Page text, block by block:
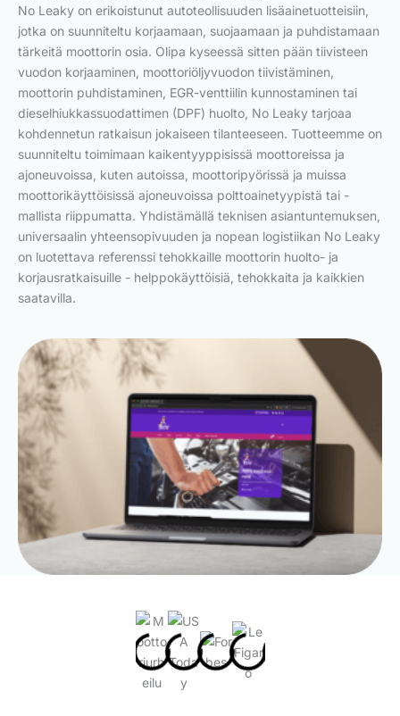
No Leaky on erikoistunut autoteollisuuden lisäainetuotteisiin,
jotka on suunniteltu korjaamaan, suojaamaan ja puhdistamaan
tärkeitä moottorin osia. Olipa kyseessä sitten pään tiivisteen
vuodon korjaaminen, moottoriöljyvuodon tiivistäminen,
moottorin puhdistaminen, EGR-venttiilin kunnostaminen tai
dieselhiukkassuodattimen (DPF) huolto, No Leaky tarjoaa
kohdennetun ratkaisun jokaiseen tilanteeseen. Tuotteemme on
suunniteltu toimimaan kaikentyyppisissä moottoreissa ja
ajoneuvoissa, kuten autoissa, moottoripyörissä ja muissa
moottorikäyttöisissä ajoneuvoissa polttoainetyypistä tai -
mallista riippumatta. Yhdistämällä teknisen asiantuntemuksen,
universaalin yhteensopivuuden ja nopean logistiikan No Leaky
on luotettava referenssi tehokkaille moottorin huolto- ja
korjausratkaisuille - helppokäyttöisiä, tehokkaita ja kaikkien
saatavilla.